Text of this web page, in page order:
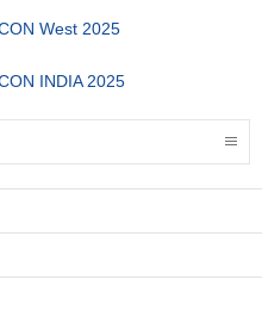
West 2025
INDIA 2025